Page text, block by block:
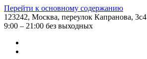
Перейти к основному содержанию
123242, Москва, переулок Капранова, 3с4
9:00 – 21:00 без выходных